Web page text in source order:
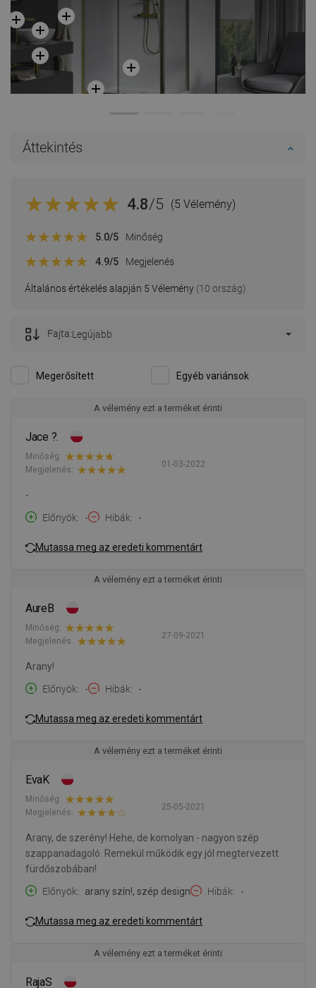
Áttekintés
4.8/5 (5 Vélemény)
Általános értékelés alapján 5 Vélemény (10 ország)
5.0/5 Minőség
4.9/5 Megjelenés
Megerősített Egyéb variánsok
Fajta:Legújabb
A vélemény ezt a terméket érinti
Jace ?.
01-03-2022
Minőség:
Megjelenés:
-
Előnyök
- Hibák -
Mutassa meg az eredeti kommentárt
A vélemény ezt a terméket érinti
AureB
27-09-2021
Minőség:
Megjelenés:
Arany!
Előnyök
- Hibák -
Mutassa meg az eredeti kommentárt
A vélemény ezt a terméket érinti
EvaK
25-05-2021
Minőség:
Megjelenés:
Arany, de szerény! Hehe, de komolyan - nagyon szép
szappanadagoló. Remekül működik egy jól megtervezett
fürdőszobában!
Előnyök
arany szín!, szép design Hibák -
Mutassa meg az eredeti kommentárt
A vélemény ezt a terméket érinti
RajaS